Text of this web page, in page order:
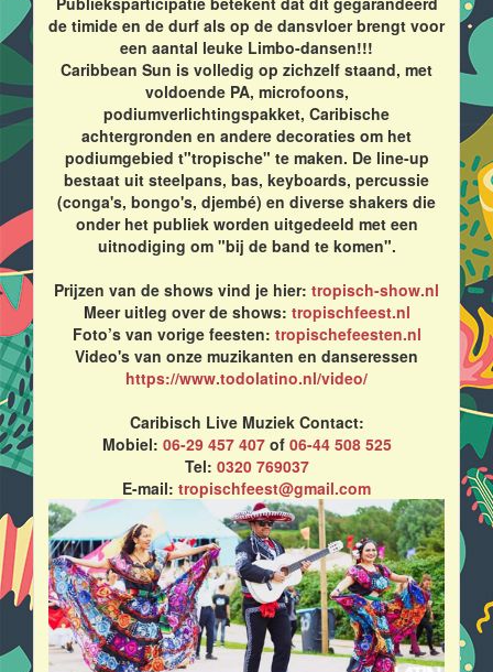
de timide en de durf als op de dansvloer brengt voor
een aantal leuke Limbo-dansen!!!
Caribbean Sun is volledig op zichzelf staand, met
voldoende PA, microfoons,
podiumverlichtingspakket, Caribische
achtergronden en andere decoraties om het
podiumgebied t"tropische" te maken. De line-up
bestaat uit steelpans, bas, keyboards, percussie
(conga's, bongo's, djembé) en diverse shakers die
onder het publiek worden uitgedeeld met een
uitnodiging om "bij de band te komen".
Prijzen van de shows vind je hier: tropisch-show.nl
Meer uitleg over de shows: tropischfeest.nl
Foto’s van vorige feesten: tropischefeesten.nl
Video's van onze muzikanten en danseressen
https://www.todolatino.nl/video/
Caribisch Live Muziek Contact:
Mobiel: 06-29 457 407of 06-44 508 525
Tel: 0320 769037
E-mail: tropischfeest@gmail.com